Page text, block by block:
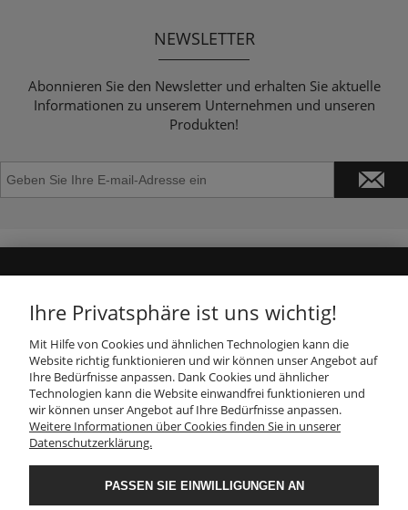
Gartenzuschlagstoff erfordert. Darüber hinaus ist Straßenschotter ein
Infrastrukturprojekten eine gute Figur macht.
NEWSLETTER
Abonnieren Sie den Newsletter und erhalten Sie aktuelle
Informationen zu unserem Unternehmen und unseren
Produkten!
INFORMATION
KUNDENDIENST
FOLGEN SIE UNS
Ihre Privatsphäre ist uns wichtig!
Mit Hilfe von Cookies und ähnlichen Technologien kann die
Website richtig funktionieren und wir können unser Angebot auf
Ihre Bedürfnisse anpassen. Dank Cookies und ähnlicher
Technologien kann die Website einwandfrei funktionieren und
wir können unser Angebot auf Ihre Bedürfnisse anpassen.
Weitere Informationen über Cookies finden Sie in unserer
Datenschutzerklärung.
PASSEN SIE EINWILLIGUNGEN AN
Haben Sie eine
Frage? Hinterlassen
Sie Ihre Nummer, wir
rufen Sie in28
Sekunden zurück!